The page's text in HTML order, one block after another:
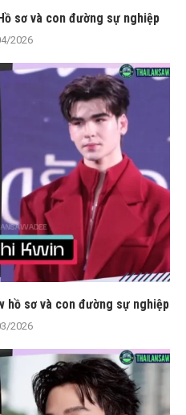
sơ và con đường sự nghiệp
2026
hồ sơ và con đường sự nghiệp
2026